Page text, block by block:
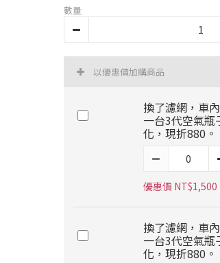
數量
以優惠價加購商品
換了濾網，車
一台3代空氣瓶
化，現折880。
優惠價 NT$1,500
換了濾網，車
一台3代空氣瓶
化，現折880。